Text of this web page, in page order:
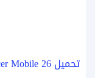
تحميل EA SPORTS FC Soccer Mobile 26